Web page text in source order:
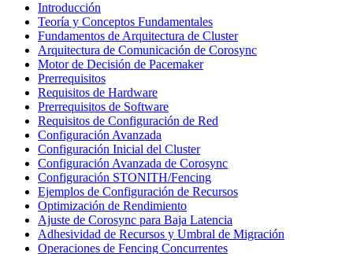
Introducción
Teoría y Conceptos Fundamentales
Fundamentos de Arquitectura de Cluster
Arquitectura de Comunicación de Corosync
Motor de Decisión de Pacemaker
Prerrequisitos
Requisitos de Hardware
Prerrequisitos de Software
Requisitos de Configuración de Red
Configuración Avanzada
Configuración Inicial del Cluster
Configuración Avanzada de Corosync
Configuración STONITH/Fencing
Ejemplos de Configuración de Recursos
Optimización de Rendimiento
Ajuste de Corosync para Baja Latencia
Adhesividad de Recursos y Umbral de Migración
Operaciones de Fencing Concurrentes